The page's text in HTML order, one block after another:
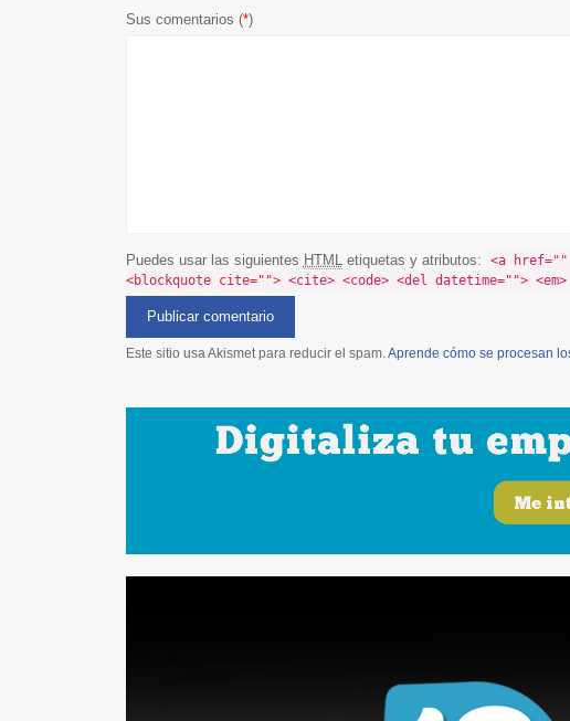
Sus comentarios (*)
Puedes usar las siguientes HTML etiquetas y atributos:
<a
<blockquote cite=""> <cite> <code> <del datetime="">
Este sitio usa Akismet para reducir el spam.Aprende cómo se procesan